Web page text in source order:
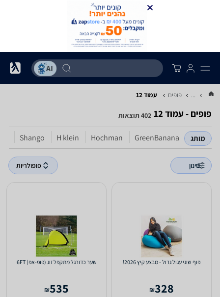
... פופים עמוד 12
פופים - עמוד 12 402 תוצאות
מותג GreenBanana
Hochman
H klein
Shango
סינון פופולריות
פוף שוגי עגול גדול - מבצע קיץ 2026!
328
₪
שער כדורגל מתקפל זוג (פופ-אפ) 6FT
535
₪